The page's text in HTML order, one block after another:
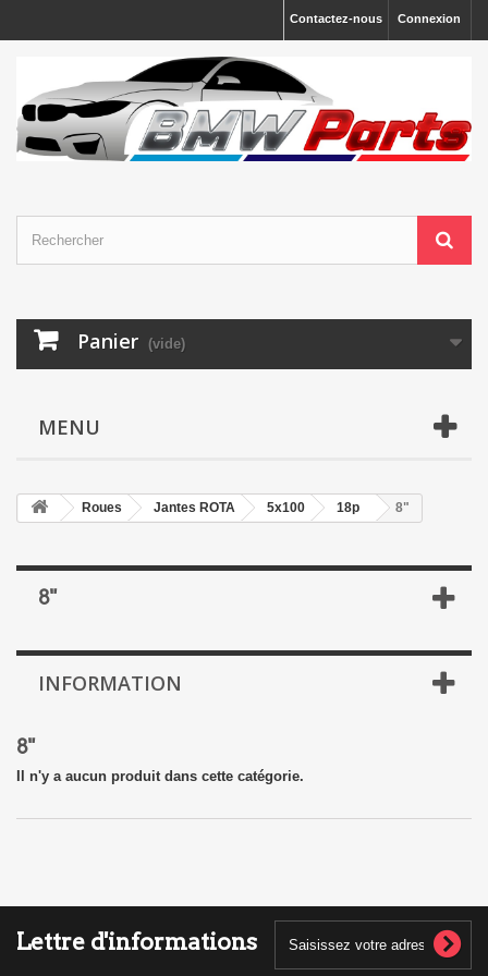
Connexion
Contactez-nous
Panier (vide)
MENU
Roues Jantes ROTA 5x100 18p 8"
8"
INFORMATION
8"
Il n'y a aucun produit dans cette catégorie.
Lettre d'informations